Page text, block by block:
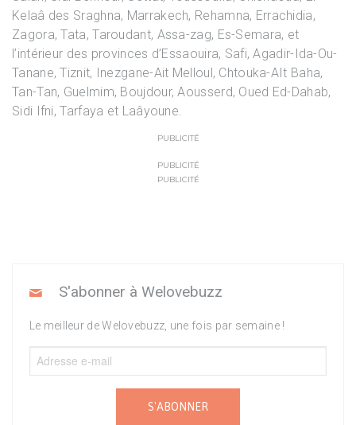
Kelaâ des Sraghna, Marrakech, Rehamna, Errachidia,
Zagora, Tata, Taroudant, Assa-zag, Es-Semara, et
l’intérieur des provinces d’Essaouira, Safi, Agadir-Ida-Ou-
Tanane, Tiznit, Inezgane-Ait Melloul, Chtouka-AIt Baha,
Tan-Tan, Guelmim, Boujdour, Aousserd, Oued Ed-Dahab,
Sidi Ifni, Tarfaya et Laâyoune.
PUBLICITÉ
PUBLICITÉ
PUBLICITÉ
S'abonner à Welovebuzz
Le meilleur de Welovebuzz, une fois par semaine !
S'ABONNER